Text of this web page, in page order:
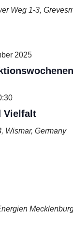
Weg 1-3,
2025
Vielfalt
Wismar, Germany